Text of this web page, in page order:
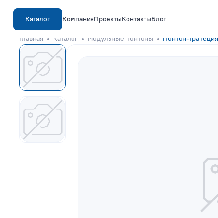
Каталог КомпанияПроектыКонтактыБлог
Главная Каталог Модульные понтоны Понтон-